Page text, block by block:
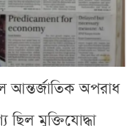
আন্তর্জাতিক অপরাধ
ছিল মুক্তিযোদ্ধা